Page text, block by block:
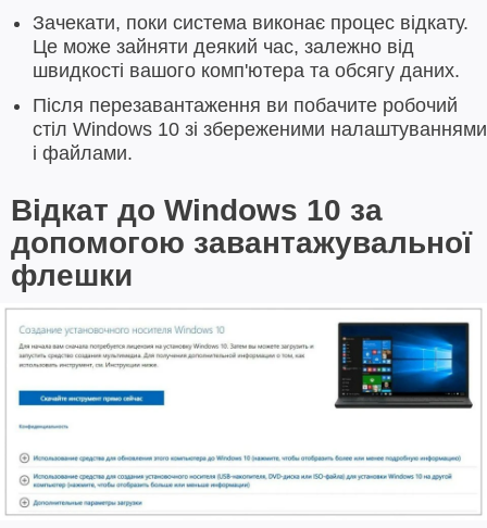
Зачекати, поки система виконає процес відкату.
Це може зайняти деякий час, залежно від
швидкості вашого комп'ютера та обсягу даних.
Після перезавантаження ви побачите робочий
стіл Windows 10 зі збереженими налаштуваннями
і файлами.
Відкат до Windows 10 за
допомогою завантажувальної
флешки